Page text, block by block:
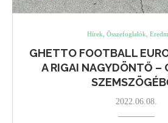
Hírek, Összefoglalók,
GHETTO FOOTBALL
A RIGAI NAGYDÖNTŐ –
2022.06.08.